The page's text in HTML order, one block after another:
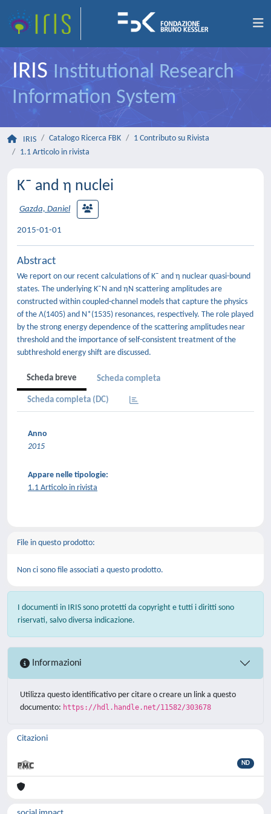
IRIS Institutional Research
Information System
IRIS Catalogo Ricerca FBK
1 Contributo su Rivista
1.1 Articolo in rivista
K¯ and η nuclei
Gazda, Daniel
2015-01-01
Abstract
We report on our recent calculations of K¯ and η nuclear quasi-bound
states. The underlying K¯N and ηN scattering amplitudes are
constructed within coupled-channel models that capture the physics
of the Λ(1405) and N*(1535) resonances, respectively. The role played
by the strong energy dependence of the scattering amplitudes near
threshold and the importance of self-consistent treatment of the
subthreshold energy shift are discussed.
Scheda breve Scheda completa
Scheda completa (DC)
Anno
2015
Appare nelle tipologie:
1.1 Articolo in rivista
File in questo prodotto:
Non ci sono file associati a questo prodotto.
I documenti in IRIS sono protetti da copyright e tutti i diritti sono
riservati, salvo diversa indicazione.
Informazioni
Utilizza questo identificativo per citare o creare un link a questo
documento: https://hdl.handle.net/11582/303678
Citazioni
ND